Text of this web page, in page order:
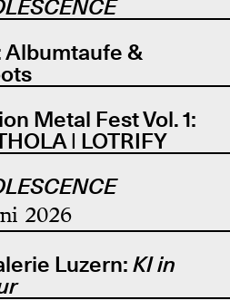
Albumtaufe &
Metal Fest Vol. 1:
| LOTRIFY
2026
Luzern: KI in